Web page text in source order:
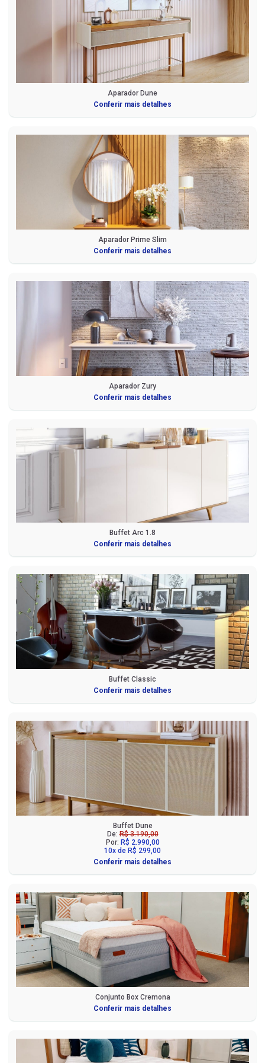
Aparador Dune
Conferir mais detalhes
Aparador Prime Slim
Conferir mais detalhes
Aparador Zury
Conferir mais detalhes
Buffet Arc 1.8
Conferir mais detalhes
Buffet Classic
Conferir mais detalhes
Buffet Dune
De:R$ 3.190,00
Por: R$ 2.990,00
10x de R$ 299,00
Conferir mais detalhes
Conjunto Box Cremona
Conferir mais detalhes